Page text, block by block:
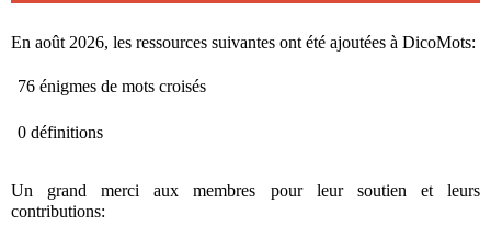
En août 2026, les ressources suivantes ont été ajoutées à DicoMots:
76 énigmes de mots croisés
0 définitions
Un grand merci aux membres pour leur soutien et leurs
contributions: